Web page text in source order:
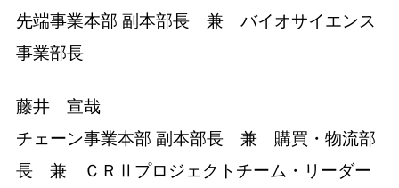
先端事業本部 副本部長 兼 バイオサイエンス
事業部長
藤井 宣哉
チェーン事業本部 副本部長 兼 購買・物流部
長 兼 ＣＲⅡプロジェクトチーム・リーダー